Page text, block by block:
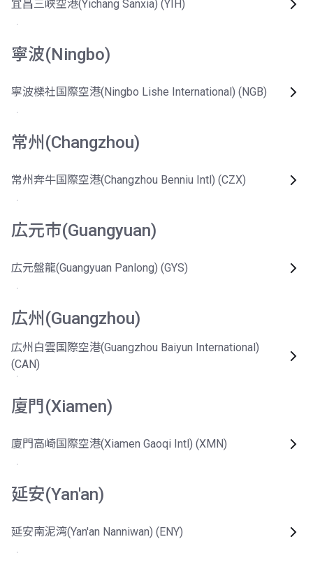
宜昌三峡空港(Yichang Sanxia) (YIH)
寧波(Ningbo)
寧波櫟社国際空港(Ningbo Lishe International) (NGB)
常州(Changzhou)
常州奔牛国際空港(Changzhou Benniu Intl) (CZX)
広元市(Guangyuan)
広元盤龍(Guangyuan Panlong) (GYS)
広州(Guangzhou)
広州白雲国際空港(Guangzhou Baiyun International)
(CAN)
廈門(Xiamen)
廈門高崎国際空港(Xiamen Gaoqi Intl) (XMN)
延安(Yan'an)
延安南泥湾(Yan'an Nanniwan) (ENY)